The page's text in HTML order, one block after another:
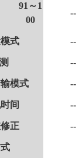
91～1
00
--
式 --
--
模式 --
间 --
正 --